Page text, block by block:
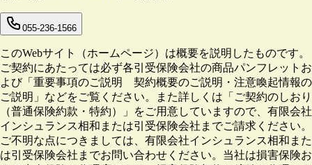
055-236-1566
このWebサイト（ホームページ）は概要を説明したものです。
ご契約にあたっては必ず各引受保険会社の商品パンフレットお
よび「重要事項のご説明 契約概要のご説明・注意喚起情報の
ご説明」などをご覧ください。また詳しくは「ご契約のしおり
（普通保険約款・特約）」をご用意していますので、有限会社
インシュランス相和または引受保険会社までご請求ください。
ご不明な点につきましては、有限会社インシュランス相和また
は引受保険会社までお問い合わせください。当社は損害保険お